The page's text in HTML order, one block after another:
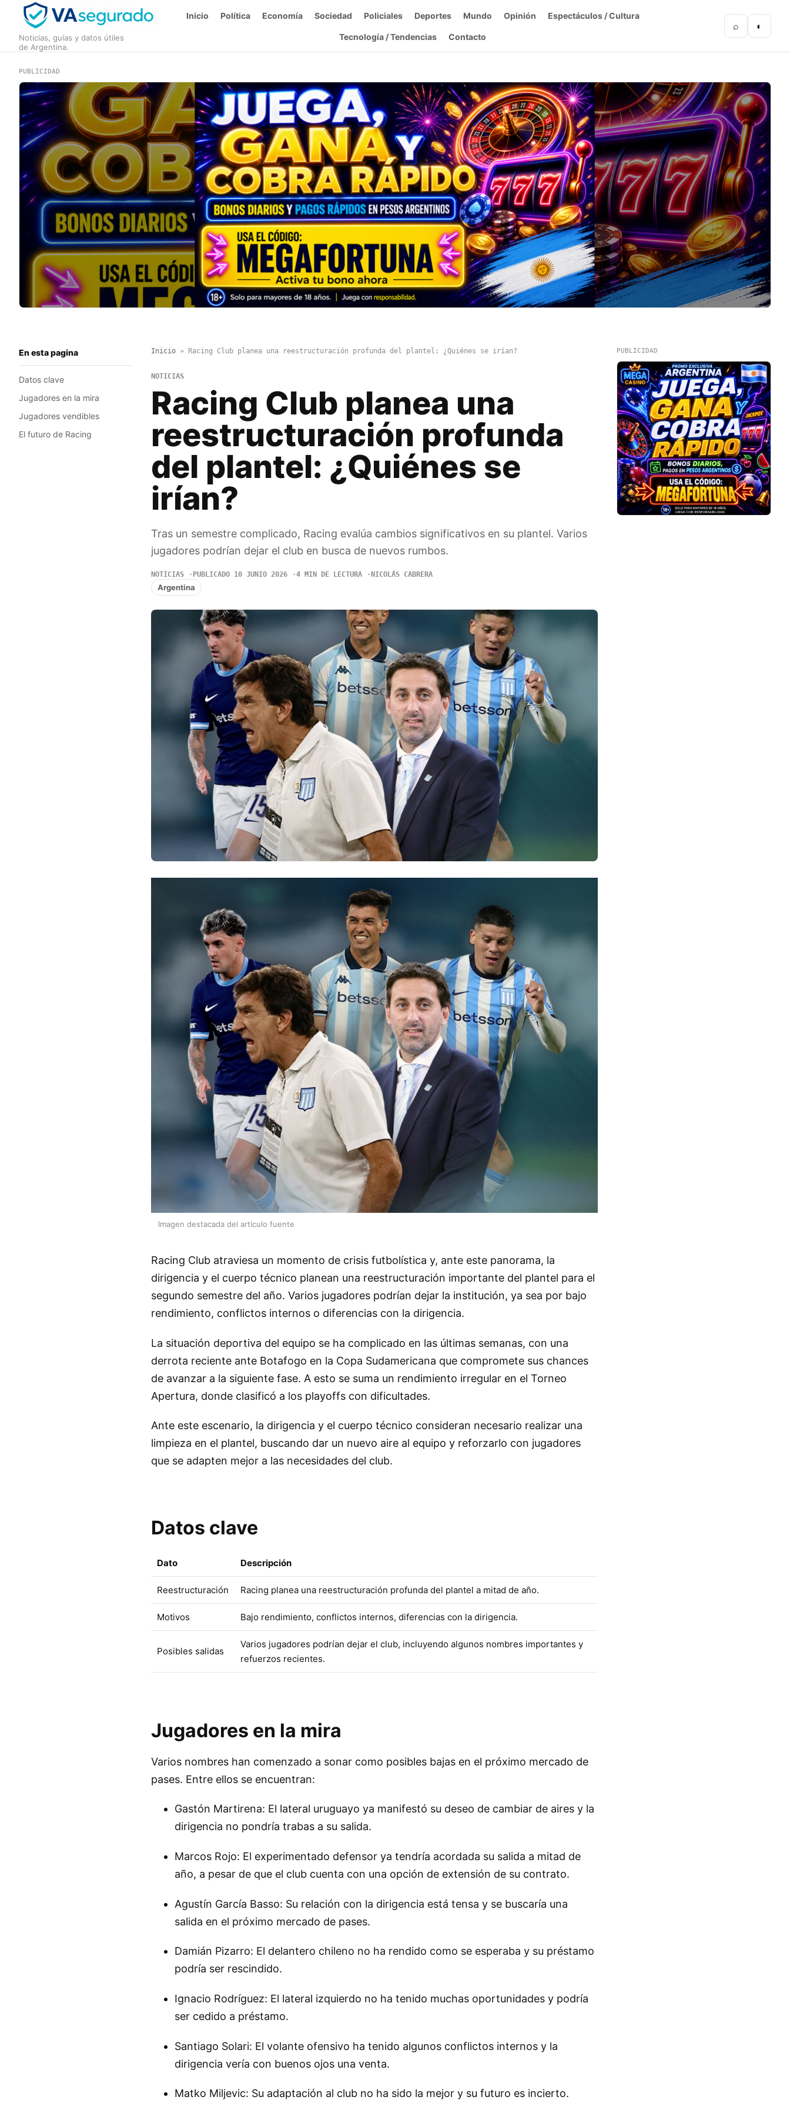
Noticias, guías y datos útiles
de Argentina.
Inicio Política Economía Sociedad Policiales Deportes Mundo Opinión Espectáculos / Cultura
Tecnología / Tendencias Contacto
⌕ ◐
PUBLICIDAD
En esta pagina
Datos clave
Jugadores en la mira
Jugadores vendibles
El futuro de Racing
Inicio» Racing Club planea una reestructuración profunda del plantel: ¿Quiénes se irían?
NOTICIAS
Racing Club planea una
reestructuración profunda
del plantel: ¿Quiénes se
irían?
Tras un semestre complicado, Racing evalúa cambios significativos en su plantel. Varios
jugadores podrían dejar el club en busca de nuevos rumbos.
NOTICIAS PUBLICADO 10 JUNIO 2026 4 MIN DE LECTURA NICOLÁS CABRERA
Argentina
Imagen destacada del articulo fuente
Racing Club atraviesa un momento de crisis futbolística y, ante este panorama, la
dirigencia y el cuerpo técnico planean una reestructuración importante del plantel para el
segundo semestre del año. Varios jugadores podrían dejar la institución, ya sea por bajo
rendimiento, conflictos internos o diferencias con la dirigencia.
La situación deportiva del equipo se ha complicado en las últimas semanas, con una
derrota reciente ante Botafogo en la Copa Sudamericana que compromete sus chances
de avanzar a la siguiente fase. A esto se suma un rendimiento irregular en el Torneo
Apertura, donde clasificó a los playoffs con dificultades.
Ante este escenario, la dirigencia y el cuerpo técnico consideran necesario realizar una
limpieza en el plantel, buscando dar un nuevo aire al equipo y reforzarlo con jugadores
que se adapten mejor a las necesidades del club.
Datos clave
Dato Descripción
Reestructuración Racing planea una reestructuración profunda del plantel a mitad de año.
Motivos Bajo rendimiento, conflictos internos, diferencias con la dirigencia.
Posibles salidas
Varios jugadores podrían dejar el club, incluyendo algunos nombres importantes y
refuerzos recientes.
Jugadores en la mira
Varios nombres han comenzado a sonar como posibles bajas en el próximo mercado de
pases. Entre ellos se encuentran:
Gastón Martirena: El lateral uruguayo ya manifestó su deseo de cambiar de aires y la
dirigencia no pondría trabas a su salida.
Marcos Rojo: El experimentado defensor ya tendría acordada su salida a mitad de
año, a pesar de que el club cuenta con una opción de extensión de su contrato.
Agustín García Basso: Su relación con la dirigencia está tensa y se buscaría una
salida en el próximo mercado de pases.
Damián Pizarro: El delantero chileno no ha rendido como se esperaba y su préstamo
podría ser rescindido.
Ignacio Rodríguez: El lateral izquierdo no ha tenido muchas oportunidades y podría
ser cedido a préstamo.
Santiago Solari: El volante ofensivo ha tenido algunos conflictos internos y la
dirigencia vería con buenos ojos una venta.
Matko Miljevic: Su adaptación al club no ha sido la mejor y su futuro es incierto.
PUBLICIDAD